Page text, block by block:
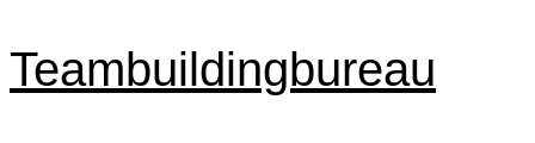
Teambuildingbureau